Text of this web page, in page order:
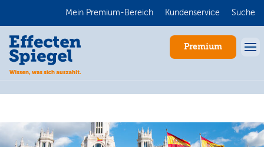
Mein Premium-Bereich Kundenservice Suche
Premium